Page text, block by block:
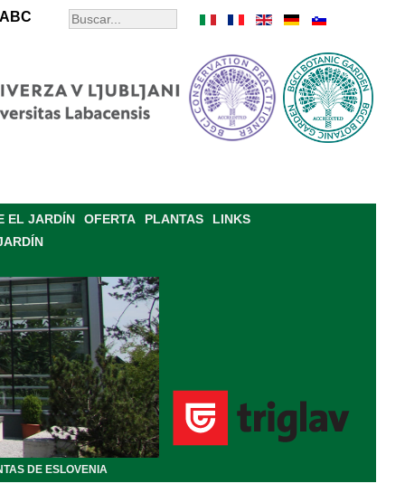
ABC
EL JARDÍN OFERTA PLANTAS
LINKS
DE ESLOVENIA